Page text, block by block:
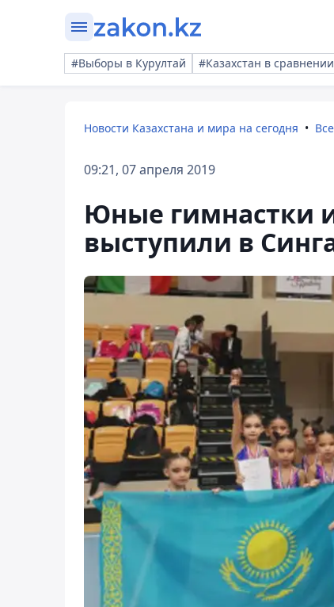
#Выборы в Курултай #Казахстан в сравнении
Новости Казахстана и мира на сегодня
09:21, 07 апреля 2019
Юные гимнастки
выступили в